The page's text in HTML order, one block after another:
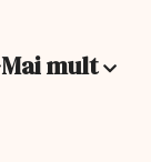
Mai mult